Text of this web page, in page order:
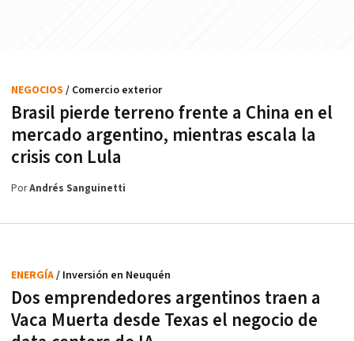
Brasil pierde terreno frente a China en el
mercado argentino, mientras escala la
crisis con Lula
NEGOCIOS / Comercio exterior
PorAndrés Sanguinetti
Dos emprendedores argentinos traen a
Vaca Muerta desde Texas el negocio de
ENERGÍA/ Inversión en Neuquén